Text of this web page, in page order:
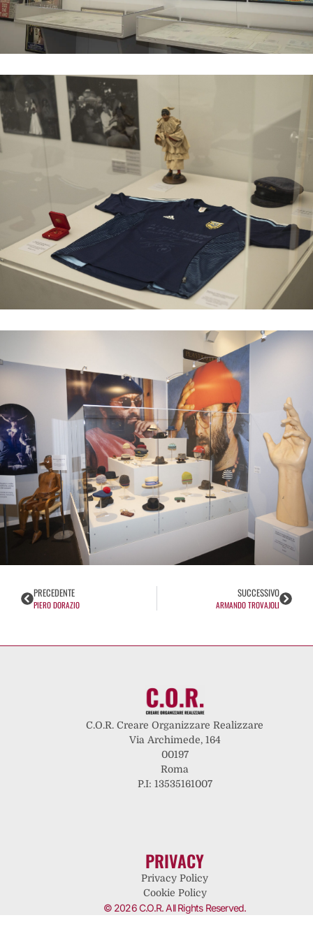
PRECEDENTE
PIERO DORAZIO
SUCCESSIVO
ARMANDO TROVAJOLI
C.O.R. Creare Organizzare Realizzare
Via Archimede, 164
00197
Roma
P.I: 13535161007
PRIVACY
Privacy Policy
Cookie Policy
© 2026 C.O.R. All Rights Reserved.